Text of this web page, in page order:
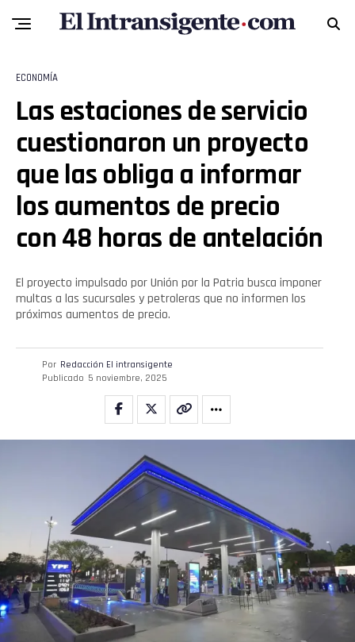
ECONOMÍA
Las estaciones de servicio
cuestionaron un proyecto
que las obliga a informar
los aumentos de precio
con 48 horas de antelación
El proyecto impulsado por Unión por la Patria busca imponer
multas a las sucursales y petroleras que no informen los
próximos aumentos de precio.
Por Redacción El intransigente
Publicado 5 noviembre, 2025